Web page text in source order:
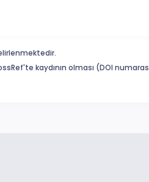
kaydının olması (DOI